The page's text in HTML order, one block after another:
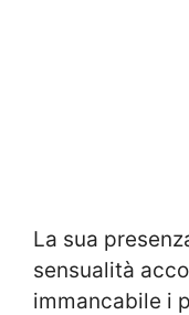
La sua
sensualità
immancabile i